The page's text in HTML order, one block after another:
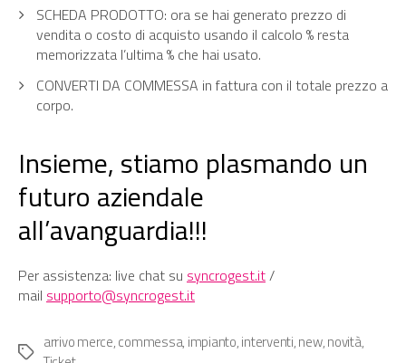
SCHEDA PRODOTTO: ora se hai generato prezzo di
vendita o costo di acquisto usando il calcolo % resta
memorizzata l’ultima % che hai usato.
CONVERTI DA COMMESSA in fattura con il totale prezzo a
corpo.
Insieme, stiamo plasmando un
futuro aziendale
all’avanguardia!!!
Per assistenza: live chat su syncrogest.it/
mail supporto@syncrogest.it
Tag
arrivo merce,commessa, impianto,interventi,new,novità,